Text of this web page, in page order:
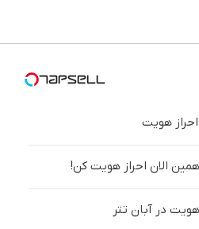
جراحی!
کننده